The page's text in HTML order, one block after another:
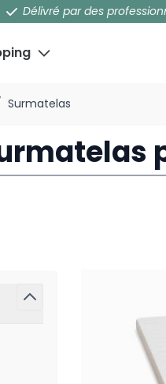
Délivré par des
Surmatelas